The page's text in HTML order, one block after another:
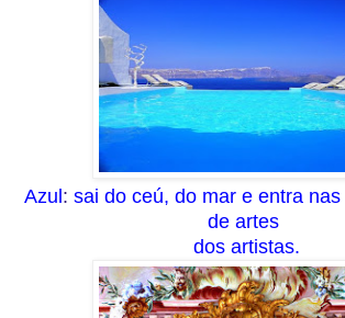
Azul: sai do ceú, do mar e entra nas
de artes
dos artistas.